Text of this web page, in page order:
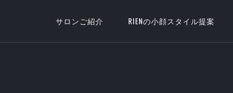
サロンご紹介 RIENの小顔スタイル提案